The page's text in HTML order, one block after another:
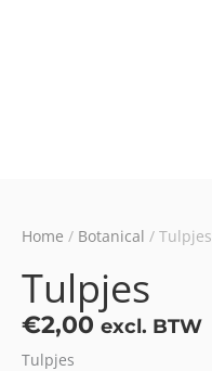
Home / Botanical / Tulpjes
Tulpjes
€2,00 excl. BTW
Tulpjes